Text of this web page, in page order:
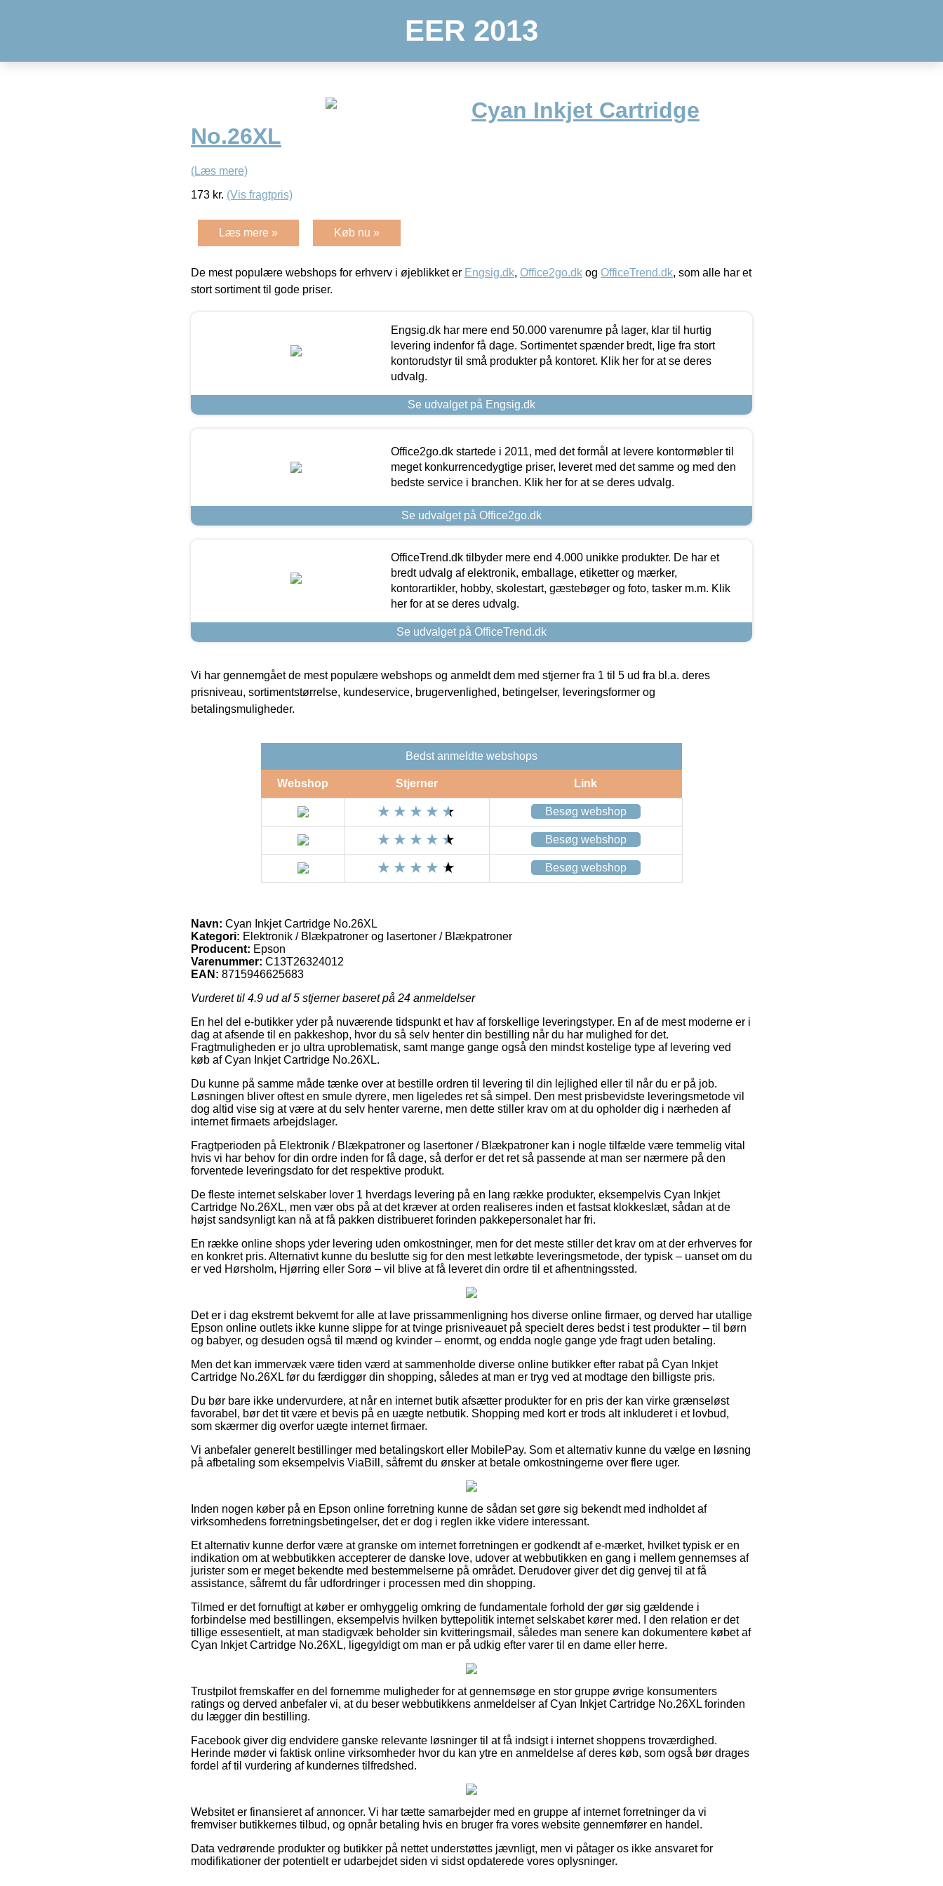
EER 2013
Cyan Inkjet Cartridge
No.26XL
(Læs mere)
173 kr. (Vis fragtpris)
Læs mere » Køb nu »
De mest populære webshops for erhverv i øjeblikket er Engsig.dk, Office2go.dk og OfficeTrend.dk, som alle har et
stort sortiment til gode priser.
Engsig.dk har mere end 50.000 varenumre på lager, klar til hurtig
levering indenfor få dage. Sortimentet spænder bredt, lige fra stort
kontorudstyr til små produkter på kontoret. Klik her for at se deres
udvalg.
Se udvalget på Engsig.dk
Office2go.dk startede i 2011, med det formål at levere kontormøbler til
meget konkurrencedygtige priser, leveret med det samme og med den
bedste service i branchen. Klik her for at se deres udvalg.
Se udvalget på Office2go.dk
OfficeTrend.dk tilbyder mere end 4.000 unikke produkter. De har et
bredt udvalg af elektronik, emballage, etiketter og mærker,
kontorartikler, hobby, skolestart, gæstebøger og foto, tasker m.m. Klik
her for at se deres udvalg.
Se udvalget på OfficeTrend.dk
Vi har gennemgået de mest populære webshops og anmeldt dem med stjerner fra 1 til 5 ud fra bl.a. deres
prisniveau, sortimentstørrelse, kundeservice, brugervenlighed, betingelser, leveringsformer og
betalingsmuligheder.
Bedst anmeldte webshops
Webshop Stjerner Link
Besøg webshop
Besøg webshop
Besøg webshop
Navn: Cyan Inkjet Cartridge No.26XL
Kategori: Elektronik / Blækpatroner og lasertoner / Blækpatroner
Producent: Epson
Varenummer: C13T26324012
EAN: 8715946625683
Vurderet til 4.9 ud af 5 stjerner baseret på 24 anmeldelser
En hel del e-butikker yder på nuværende tidspunkt et hav af forskellige leveringstyper. En af de mest moderne er i
dag at afsende til en pakkeshop, hvor du så selv henter din bestilling når du har mulighed for det.
Fragtmuligheden er jo ultra uproblematisk, samt mange gange også den mindst kostelige type af levering ved
køb af Cyan Inkjet Cartridge No.26XL.
Du kunne på samme måde tænke over at bestille ordren til levering til din lejlighed eller til når du er på job.
Løsningen bliver oftest en smule dyrere, men ligeledes ret så simpel. Den mest prisbevidste leveringsmetode vil
dog altid vise sig at være at du selv henter varerne, men dette stiller krav om at du opholder dig i nærheden af
internet firmaets arbejdslager.
Fragtperioden på Elektronik / Blækpatroner og lasertoner / Blækpatroner kan i nogle tilfælde være temmelig vital
hvis vi har behov for din ordre inden for få dage, så derfor er det ret så passende at man ser nærmere på den
forventede leveringsdato for det respektive produkt.
De fleste internet selskaber lover 1 hverdags levering på en lang række produkter, eksempelvis Cyan Inkjet
Cartridge No.26XL, men vær obs på at det kræver at orden realiseres inden et fastsat klokkeslæt, sådan at de
højst sandsynligt kan nå at få pakken distribueret forinden pakkepersonalet har fri.
En række online shops yder levering uden omkostninger, men for det meste stiller det krav om at der erhverves for
en konkret pris. Alternativt kunne du beslutte sig for den mest letkøbte leveringsmetode, der typisk – uanset om du
er ved Hørsholm, Hjørring eller Sorø – vil blive at få leveret din ordre til et afhentningssted.
Det er i dag ekstremt bekvemt for alle at lave prissammenligning hos diverse online firmaer, og derved har utallige
Epson online outlets ikke kunne slippe for at tvinge prisniveauet på specielt deres bedst i test produkter – til børn
og babyer, og desuden også til mænd og kvinder – enormt, og endda nogle gange yde fragt uden betaling.
Men det kan immervæk være tiden værd at sammenholde diverse online butikker efter rabat på Cyan Inkjet
Cartridge No.26XL før du færdiggør din shopping, således at man er tryg ved at modtage den billigste pris.
Du bør bare ikke undervurdere, at når en internet butik afsætter produkter for en pris der kan virke grænseløst
favorabel, bør det tit være et bevis på en uægte netbutik. Shopping med kort er trods alt inkluderet i et lovbud,
som skærmer dig overfor uægte internet firmaer.
Vi anbefaler generelt bestillinger med betalingskort eller MobilePay. Som et alternativ kunne du vælge en løsning
på afbetaling som eksempelvis ViaBill, såfremt du ønsker at betale omkostningerne over flere uger.
Inden nogen køber på en Epson online forretning kunne de sådan set gøre sig bekendt med indholdet af
virksomhedens forretningsbetingelser, det er dog i reglen ikke videre interessant.
Et alternativ kunne derfor være at granske om internet forretningen er godkendt af e-mærket, hvilket typisk er en
indikation om at webbutikken accepterer de danske love, udover at webbutikken en gang i mellem gennemses af
jurister som er meget bekendte med bestemmelserne på området. Derudover giver det dig genvej til at få
assistance, såfremt du får udfordringer i processen med din shopping.
Tilmed er det fornuftigt at køber er omhyggelig omkring de fundamentale forhold der gør sig gældende i
forbindelse med bestillingen, eksempelvis hvilken byttepolitik internet selskabet kører med. I den relation er det
tillige essesentielt, at man stadigvæk beholder sin kvitteringsmail, således man senere kan dokumentere købet af
Cyan Inkjet Cartridge No.26XL, ligegyldigt om man er på udkig efter varer til en dame eller herre.
Trustpilot fremskaffer en del fornemme muligheder for at gennemsøge en stor gruppe øvrige konsumenters
ratings og derved anbefaler vi, at du beser webbutikkens anmeldelser af Cyan Inkjet Cartridge No.26XL forinden
du lægger din bestilling.
Facebook giver dig endvidere ganske relevante løsninger til at få indsigt i internet shoppens troværdighed.
Herinde møder vi faktisk online virksomheder hvor du kan ytre en anmeldelse af deres køb, som også bør drages
fordel af til vurdering af kundernes tilfredshed.
Websitet er finansieret af annoncer. Vi har tætte samarbejder med en gruppe af internet forretninger da vi
fremviser butikkernes tilbud, og opnår betaling hvis en bruger fra vores website gennemfører en handel.
Data vedrørende produkter og butikker på nettet understøttes jævnligt, men vi påtager os ikke ansvaret for
modifikationer der potentielt er udarbejdet siden vi sidst opdaterede vores oplysninger.